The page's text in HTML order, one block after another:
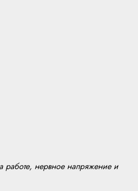
работе, нервное напряжение и